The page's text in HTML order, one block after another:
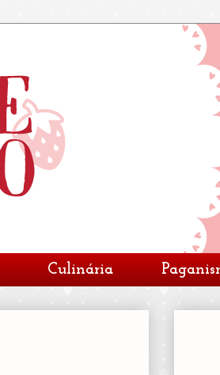
Culinária